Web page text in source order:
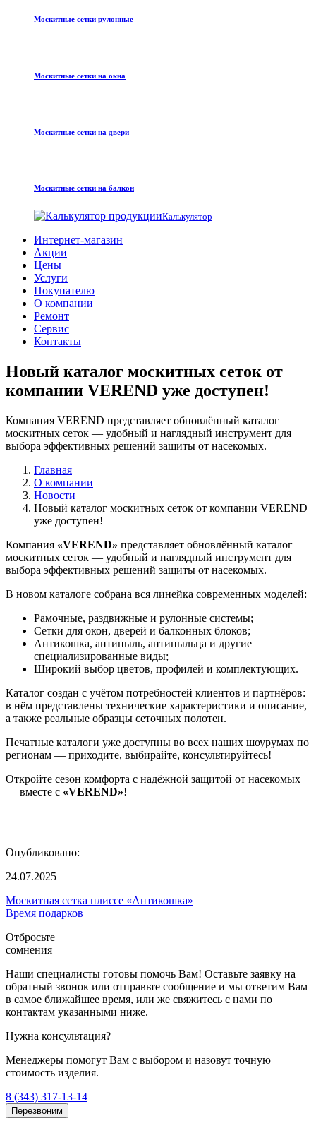
Москитные сетки рулонные
Москитные сетки на окна
Москитные сетки на двери
Москитные сетки на балкон
Калькулятор
Интернет-магазин
Акции
Цены
Услуги
Покупателю
О компании
Ремонт
Сервис
Контакты
Новый каталог москитных сеток от
компании VEREND уже доступен!
Компания VEREND представляет обновлённый каталог
москитных сеток — удобный и наглядный инструмент для
выбора эффективных решений защиты от насекомых.
Главная
О компании
Новости
Новый каталог москитных сеток от компании VEREND
уже доступен!
Компания «VEREND» представляет обновлённый каталог
москитных сеток — удобный и наглядный инструмент для
выбора эффективных решений защиты от насекомых.
В новом каталоге собрана вся линейка современных моделей:
Рамочные, раздвижные и рулонные системы;
Сетки для окон, дверей и балконных блоков;
Антикошка, антипыль, антипыльца и другие
специализированные виды;
Широкий выбор цветов, профилей и комплектующих.
Каталог создан с учётом потребностей клиентов и партнёров:
в нём представлены технические характеристики и описание,
а также реальные образцы сеточных полотен.
Печатные каталоги уже доступны во всех наших шоурумах по
регионам — приходите, выбирайте, консультируйтесь!
Откройте сезон комфорта с надёжной защитой от насекомых
— вместе с «VEREND»!
Опубликовано:
24.07.2025
Москитная сетка плиссе «Антикошка»
Время подарков
Отбросьте
сомнения
Наши специалисты готовы помочь Вам! Оставьте заявку на
обратный звонок или отправьте сообщение и мы ответим Вам
в самое ближайшее время, или же свяжитесь с нами по
контактам указанными ниже.
Нужна консультация?
Менеджеры помогут Вам с выбором и назовут точную
стоимость изделия.
8 (343) 317-13-14
Перезвоним